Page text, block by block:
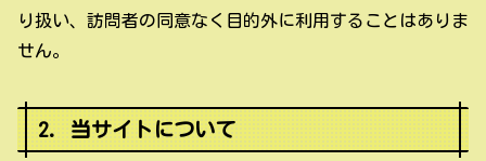
り扱い、訪問者の同意なく目的外に利用することはありま
せん。
2. 当サイトについて